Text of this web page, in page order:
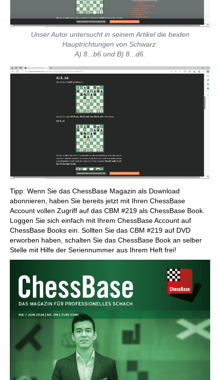
Unser Autor untersucht in seinem Artikel die beiden
Hauptrichtungen von Schwarz:
A) 8...b6 und B) 8...d6.
Tipp: Wenn Sie das ChessBase Magazin als Download
abonnieren, haben Sie bereits jetzt mit Ihren ChessBase
Account vollen Zugriff auf das CBM #219 als ChessBase Book.
Loggen Sie sich einfach mit Ihrem ChessBase Account auf
ChessBase Books ein. Sollten Sie das CBM #219 auf DVD
erworben haben, schalten Sie das ChessBase Book an selber
Stelle mit Hilfe der Seriennummer aus Ihrem Heft frei!